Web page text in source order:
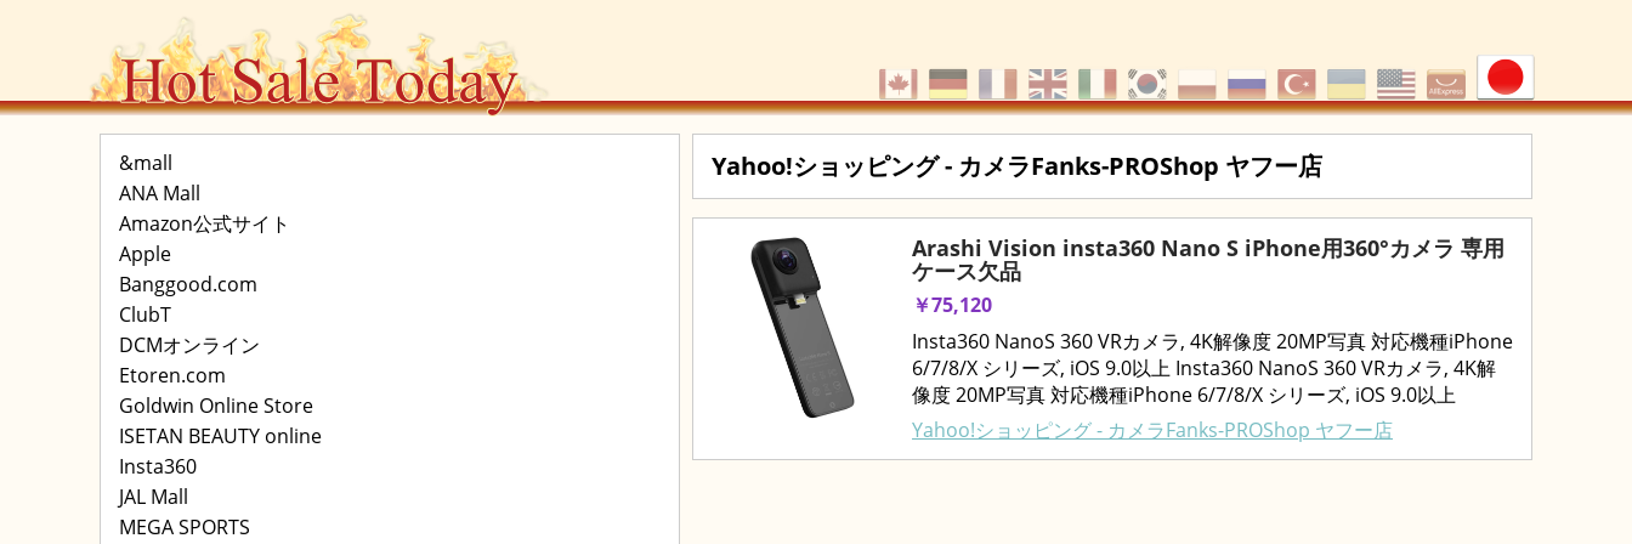
&mall
ANA Mall
Amazon公式サイト
Apple
Banggood.com
ClubT
DCMオンライン
Etoren.com
Goldwin Online Store
ISETAN BEAUTY online
Insta360
JAL Mall
MEGA SPORTS
Yahoo!ショッピング - カメラFanks-PROShop ヤフー店
Arashi Vision insta360 Nano S iPhone用360°カメラ 専用
ケース欠品
￥75,120
Insta360 NanoS 360 VRカメラ, 4K解像度 20MP写真 対応機種iPhone
6/7/8/X シリーズ, iOS 9.0以上 Insta360 NanoS 360 VRカメラ, 4K解
像度 20MP写真 対応機種iPhone 6/7/8/X シリーズ, iOS 9.0以上
Yahoo!ショッピング - カメラFanks-PROShop ヤフー店